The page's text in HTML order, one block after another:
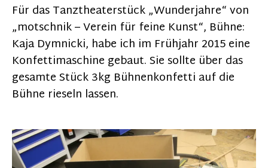
Für das Tanztheaterstück „Wunderjahre“ von
„motschnik – Verein für feine Kunst“, Bühne:
Kaja Dymnicki, habe ich im Frühjahr 2015 eine
Konfettimaschine gebaut. Sie sollte über das
gesamte Stück 3kg Bühnenkonfetti auf die
Bühne rieseln lassen.